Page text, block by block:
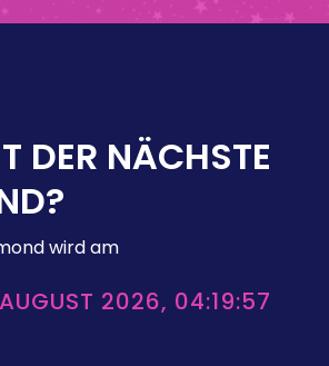
DER NÄCHSTE
wird am
2026, 04:19:57